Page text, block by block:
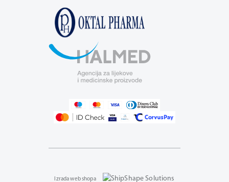
Izrada web shopa